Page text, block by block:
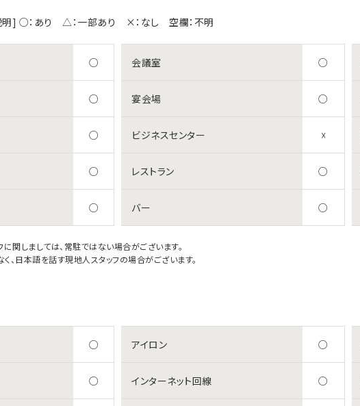
明] ○：あり △：一部あり ×：なし 空欄：不明
○ 会議室 ○
○ 宴会場 ○
○ ビジネスセンター ☓
○ レストラン ○
○ バー ○
関しましては、常駐ではない場合がございます。
、日本語を話す現地人スタッフの場合がございます。
○ アイロン ○
○ インターネット回線 ○